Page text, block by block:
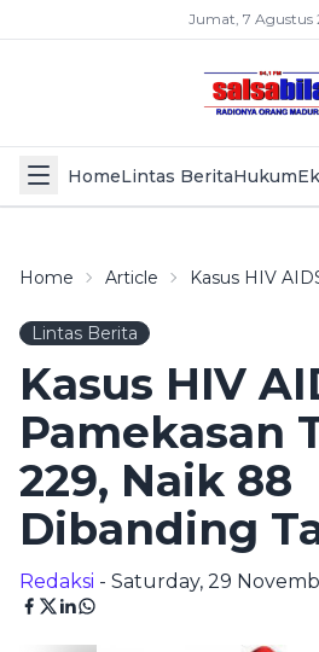
Jumat, 7 Agustus
HomeLintas BeritaHukum
Home Article Kasus HIV
Lintas Berita
Kasus HIV
Pamekasan
229, Naik 88
Dibanding
Redaksi - Saturday, 29